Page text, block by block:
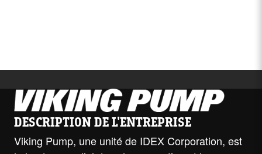
DESCRIPTION DE L'ENTREPRISE
Viking Pump, une unité de IDEX Corporation, est